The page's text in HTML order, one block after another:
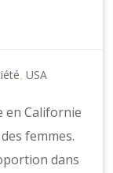
,USA
en Californie
femmes.
dans